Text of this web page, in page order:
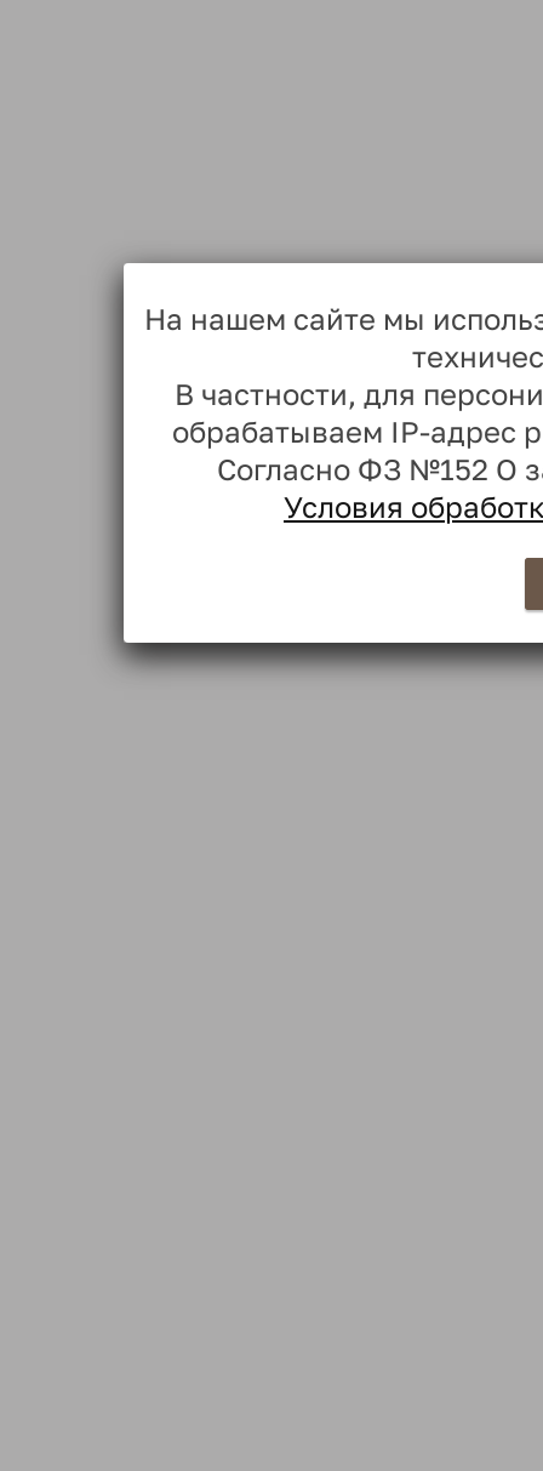
На нашем сайте мы
В частности, для
обрабатываем IP-адрес
Согласно ФЗ №152 О
Условия